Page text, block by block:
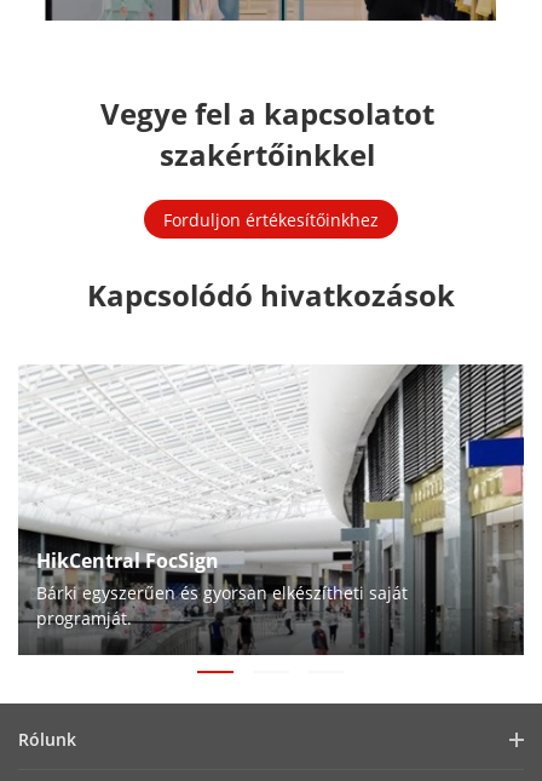
Vegye fel a kapcsolatot
szakértőinkkel
Forduljon értékesítőinkhez
Kapcsolódó hivatkozások
HikCentral FocSign
Bárki egyszerűen és gyorsan elkészítheti saját
programját.
Rólunk